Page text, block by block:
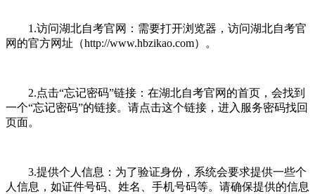
1.访问湖北自考官网：需要打开浏览器，访问湖北自考官
网的官方网址（http://www.hbzikao.com）。
2.点击“忘记密码”链接：在湖北自考官网的首页，会找到
一个“忘记密码”的链接。请点击这个链接，进入服务密码找回
页面。
3.提供个人信息：为了验证身份，系统会要求提供一些个
人信息，如证件号码、姓名、手机号码等。请确保提供的信息